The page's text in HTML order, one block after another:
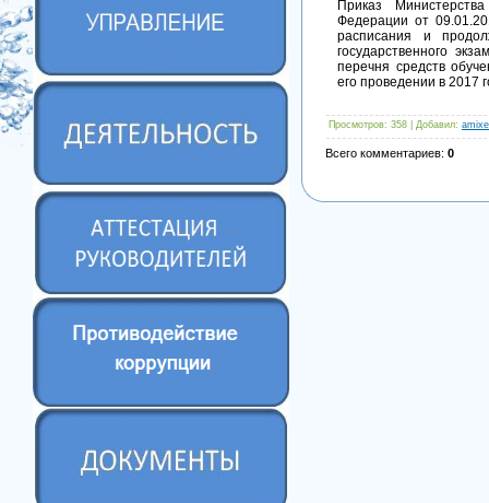
Приказ
Федерации от
расписания и
государственного
перечня средств
его проведении в 2017
Просмотров: 358 | Добавил:
Всего комментариев: 0